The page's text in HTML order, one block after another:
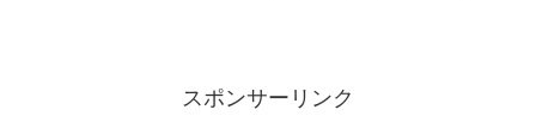
スポンサーリンク